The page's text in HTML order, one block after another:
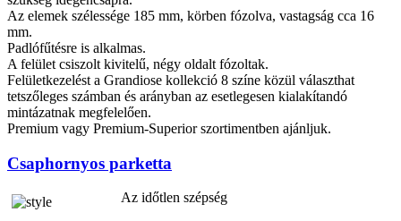
Az elemek szélessége 185 mm, körben fózolva, vastagság cca 16
mm.
Padlófűtésre is alkalmas.
A felület csiszolt kivitelű, négy oldalt fózoltak.
Felületkezelést a Grandiose kollekció 8 színe közül választhat
tetszőleges számban és arányban az esetlegesen kialakítandó
mintázatnak megfelelően.
Premium vagy Premium-Superior szortimentben ajánljuk.
Csaphornyos parketta
Az időtlen szépség